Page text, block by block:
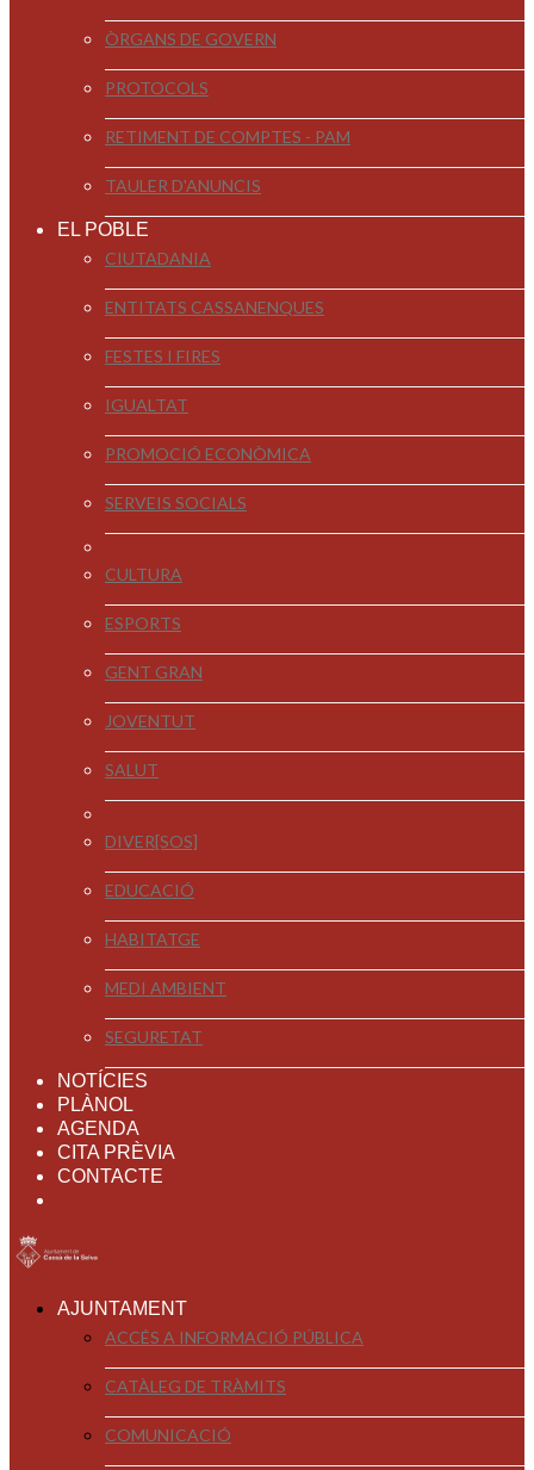
ÒRGANS DE GOVERN
PROTOCOLS
RETIMENT DE COMPTES - PAM
TAULER D'ANUNCIS
EL POBLE
CIUTADANIA
ENTITATS CASSANENQUES
FESTES I FIRES
IGUALTAT
PROMOCIÓ ECONÒMICA
SERVEIS SOCIALS
CULTURA
ESPORTS
GENT GRAN
JOVENTUT
SALUT
DIVER[SOS]
EDUCACIÓ
HABITATGE
MEDI AMBIENT
SEGURETAT
NOTÍCIES
PLÀNOL
AGENDA
CITA PRÈVIA
CONTACTE
AJUNTAMENT
ACCÉS A INFORMACIÓ PÚBLICA
CATÀLEG DE TRÀMITS
COMUNICACIÓ